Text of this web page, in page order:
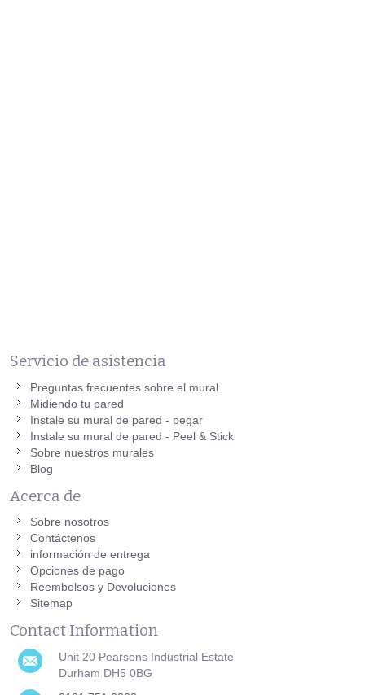
Servicio de asistencia
Preguntas frecuentes sobre el mural
Midiendo tu pared
Instale su mural de pared - pegar
Instale su mural de pared - Peel & Stick
Sobre nuestros murales
Blog
Acerca de
Sobre nosotros
Contáctenos
información de entrega
Opciones de pago
Reembolsos y Devoluciones
Sitemap
Contact Information
Unit 20 Pearsons Industrial Estate
Durham DH5 0BG